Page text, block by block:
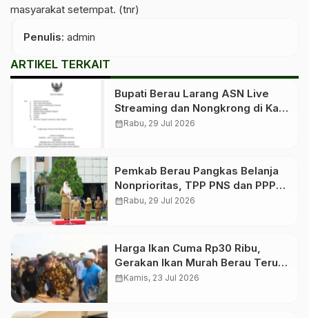
masyarakat setempat. (tnr)
Penulis: admin
ARTIKEL TERKAIT
Bupati Berau Larang ASN Live
Streaming dan Nongkrong di Kafe
Saat Jam Kerja
calendar_monthRabu, 29 Jul 2026
Pemkab Berau Pangkas Belanja
Nonprioritas, TPP PNS dan PPPK
Tetap Dibayar
calendar_monthRabu, 29 Jul 2026
Harga Ikan Cuma Rp30 Ribu,
Gerakan Ikan Murah Berau Terus
Digelar Bergilir di 13 Kecamatan
calendar_monthKamis, 23 Jul 2026